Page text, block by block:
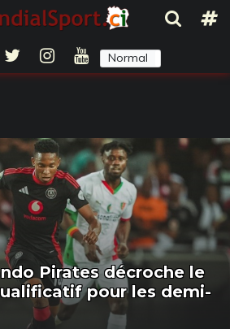
Normal
Pirates décroche le
pour les demi-